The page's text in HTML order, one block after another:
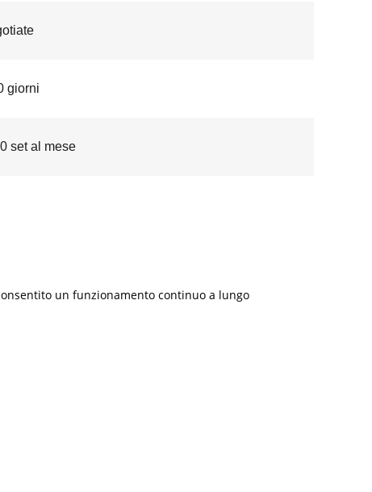
giorni
set al mese
un funzionamento continuo a lungo